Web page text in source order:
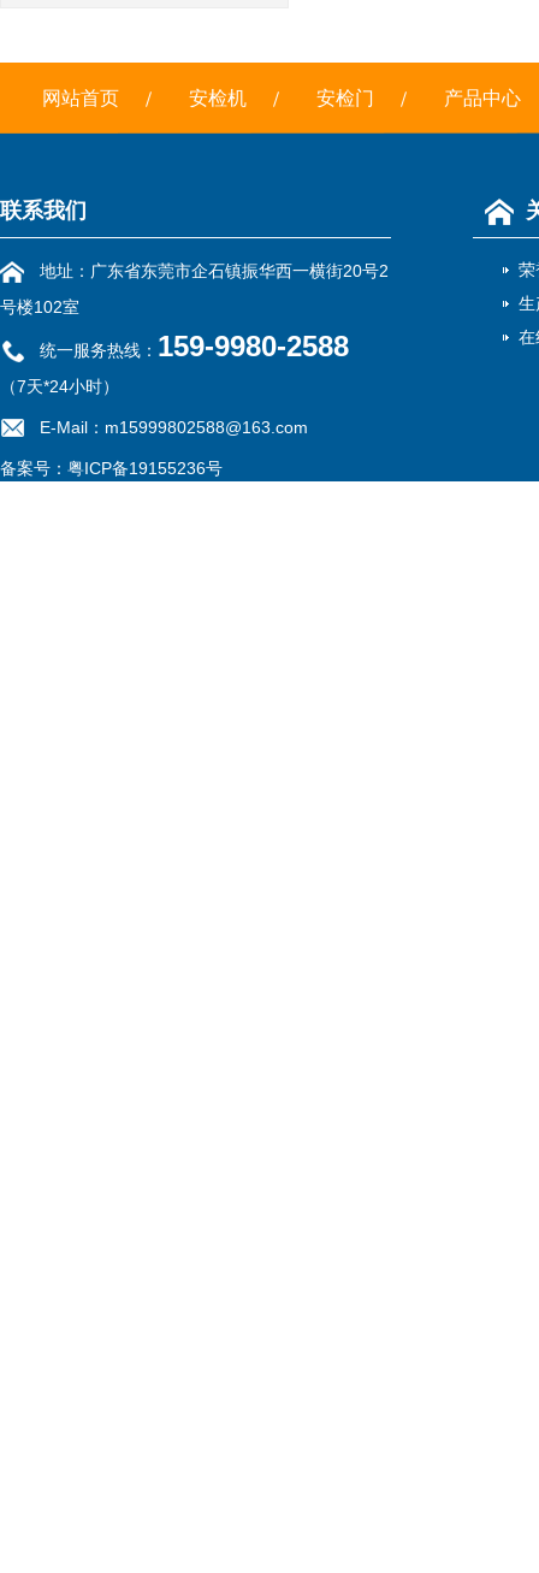
网站首页 安检机 安检门 产品中心
联系我们
地址：广东省东莞市企石镇振华西一横街20号2
号楼102室
统一服务热线： 159-9980-2588
（7天*24小时）
E-Mail：m15999802588@163.com
备案号： 粤ICP备19155236号
荣
生
在